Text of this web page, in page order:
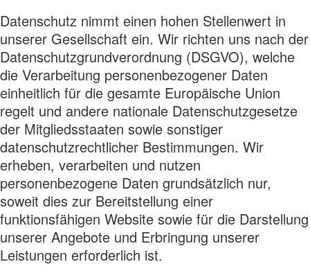
Datenschutz nimmt einen hohen Stellenwert in
unserer Gesellschaft ein. Wir richten uns nach der
Datenschutzgrundverordnung (DSGVO), welche
die Verarbeitung personenbezogener Daten
einheitlich für die gesamte Europäische Union
regelt und andere nationale Datenschutzgesetze
der Mitgliedsstaaten sowie sonstiger
datenschutzrechtlicher Bestimmungen. Wir
erheben, verarbeiten und nutzen
personenbezogene Daten grundsätzlich nur,
soweit dies zur Bereitstellung einer
funktionsfähigen Website sowie für die Darstellung
unserer Angebote und Erbringung unserer
Leistungen erforderlich ist.